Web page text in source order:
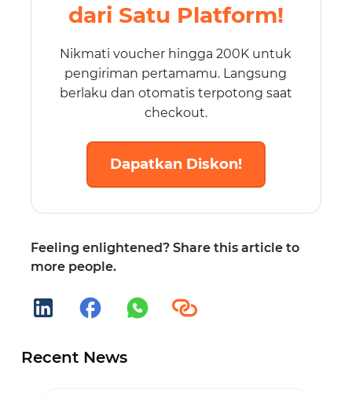
dari Satu Platform!
Nikmati voucher hingga 200K untuk
pengiriman pertamamu. Langsung
berlaku dan otomatis terpotong saat
checkout.
Dapatkan Diskon!
Feeling enlightened? Share this article to
more people.
Recent News